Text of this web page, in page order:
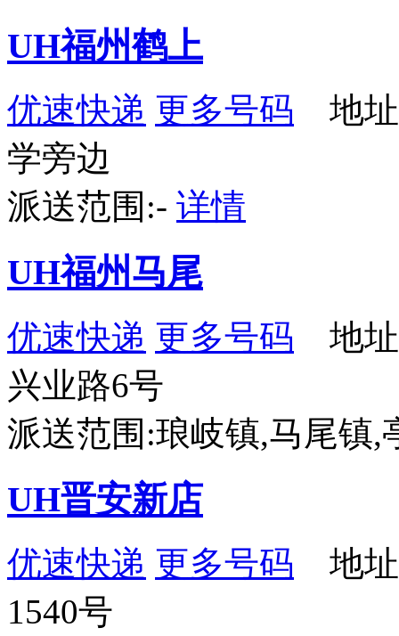
UH福州鹤上
优速快递 更多号码 地址
学旁边
派送范围:- 详情
UH福州马尾
优速快递 更多号码 地址
兴业路6号
派送范围:琅岐镇,马尾镇
UH晋安新店
优速快递 更多号码 地址
1540号